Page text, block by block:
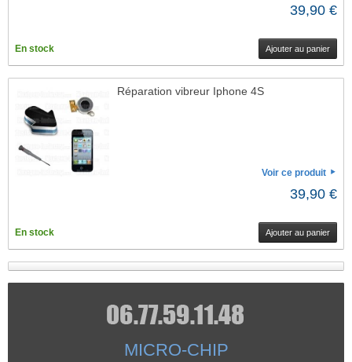
39,90 €
En stock Ajouter au panier
Réparation vibreur Iphone 4S
Voir ce produit
39,90 €
En stock Ajouter au panier
MICRO-CHIP